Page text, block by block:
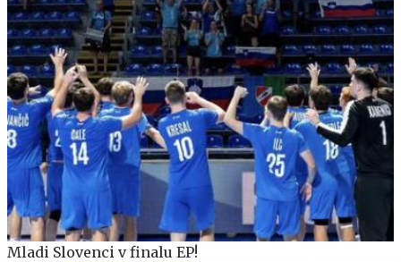
Mladi Slovenci v finalu EP!